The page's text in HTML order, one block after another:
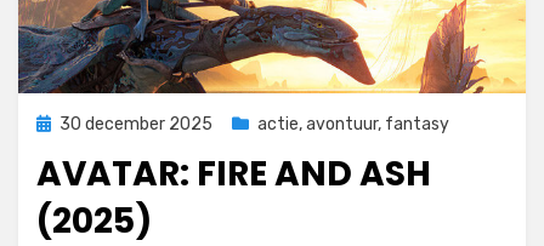
Geplaatst
30 december 2025 actie,avontuur, fantasy
AVATAR: FIRE AND ASH
(2025)